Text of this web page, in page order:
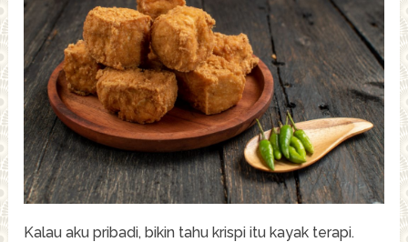
Kalau aku pribadi, bikin tahu krispi itu kayak terapi.